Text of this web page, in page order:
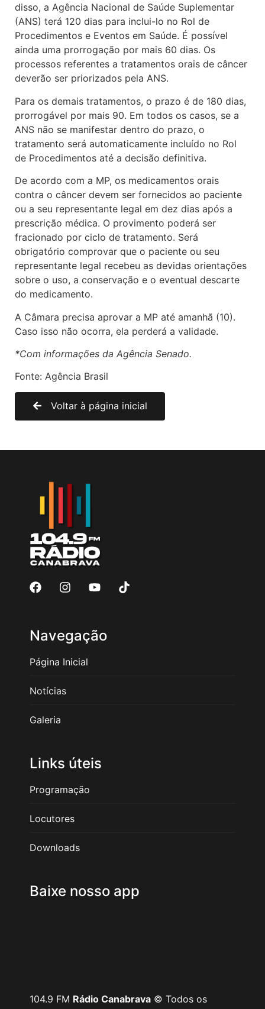
disso, a Agência Nacional de Saúde Suplementar
(ANS) terá 120 dias para inclui-lo no Rol de
Procedimentos e Eventos em Saúde. É possível
ainda uma prorrogação por mais 60 dias. Os
processos referentes a tratamentos orais de câncer
deverão ser priorizados pela ANS.
Para os demais tratamentos, o prazo é de 180 dias,
prorrogável por mais 90. Em todos os casos, se a
ANS não se manifestar dentro do prazo, o
tratamento será automaticamente incluído no Rol
de Procedimentos até a decisão definitiva.
De acordo com a MP, os medicamentos orais
contra o câncer devem ser fornecidos ao paciente
ou a seu representante legal em dez dias após a
prescrição médica. O provimento poderá ser
fracionado por ciclo de tratamento. Será
obrigatório comprovar que o paciente ou seu
representante legal recebeu as devidas orientações
sobre o uso, a conservação e o eventual descarte
do medicamento.
A Câmara precisa aprovar a MP até amanhã (10).
Caso isso não ocorra, ela perderá a validade.
*Com informações da Agência Senado.
Fonte: Agência Brasil
Voltar à página inicial
Navegação
Página Inicial
Notícias
Galeria
Links úteis
Programação
Locutores
Downloads
Baixe nosso app
104.9 FM Rádio Canabrava © Todos os